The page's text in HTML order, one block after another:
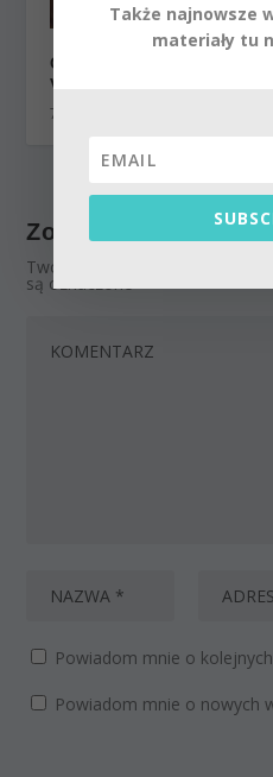
Cudowne ozdoby
Vaishnavapada Babaji |
7 stycznia 2025
Zostaw odpowiedź
Twój adres email nie zostanie
są oznaczone
Powiadom mnie o
Powiadom mnie o nowych
Także najnowsze
materiały tu